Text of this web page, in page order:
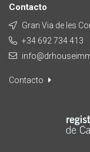
Contacto
Gran Via de les
+34 692 734 413
Contacto